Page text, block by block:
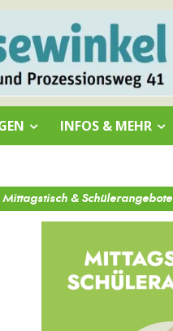
INFOS & MEHR
Mittagstisch & Schülerangebote